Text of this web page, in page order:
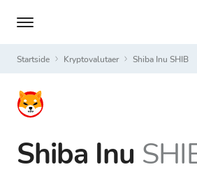
Startside Kryptovalutaer Shiba Inu SHIB
Shiba Inu